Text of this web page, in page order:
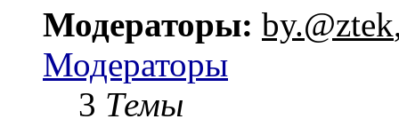
Модераторы: by.@ztek
Модераторы
3 Темы